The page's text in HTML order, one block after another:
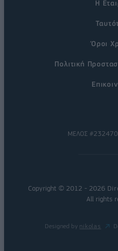
Η
Όροι
Πολιτική
ΜΕΛΟΣ
Copyright © 2012 - 2026
All rights
Designed by nikolas